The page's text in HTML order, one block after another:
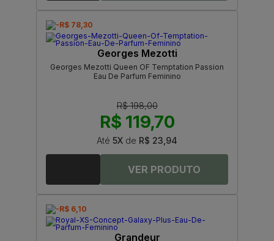
-R$ 78,30
Georges Mezotti
Georges Mezotti Queen OF Temptation Passion
Eau De Parfum Feminino
R$ 198,00
R$ 119,70
Até 5X de R$ 23,94
-R$ 6,10
Grandeur